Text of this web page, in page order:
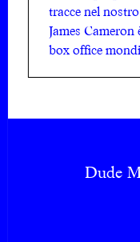
tracce nel
James
box office
Dude